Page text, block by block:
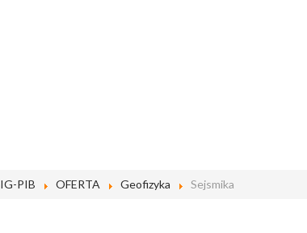
PIB OFERTA Geofizyka Sejsmika